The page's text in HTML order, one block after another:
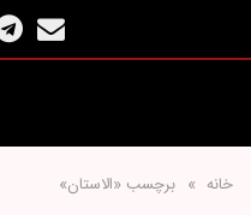
خانه برچسب «الاستان»